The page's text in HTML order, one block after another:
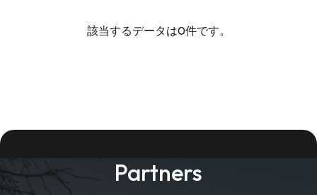
該当するデータは0件です。
Partners